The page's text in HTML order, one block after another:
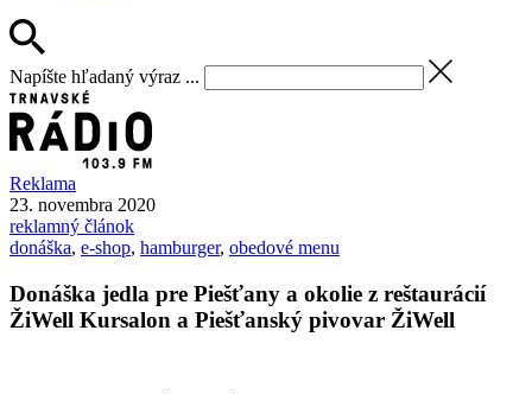
Napíšte hľadaný výraz ...
Reklama
23. novembra 2020
reklamný článok
donáška, e-shop, hamburger, obedové menu
Donáška jedla pre Piešťany a okolie z reštaurácií
ŽiWell Kursalon a Piešťanský pivovar ŽiWell